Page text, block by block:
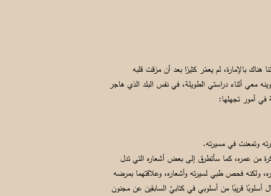
بالإمارة، لم يعمّر كثيرًا بعد أن مزقت قلبه
معي أثناء دراستي الطويلة، في نفس البلد الذي هاجر
في أمور تجهلها:
وتمعنت في مسيرته.
من عمره، كما سأتطرق إلى بعض أشعاره التي تدل
ولكنه فحص طبي لسيرته وأشعاره، وعلاقتهما بمرضه
قريبًا من أسلوبي في كتابيَّ السابقين عن مجنون